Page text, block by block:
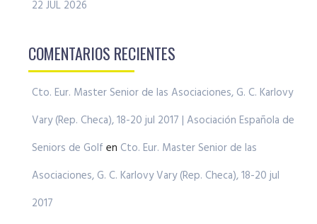
22 JUL 2026
COMENTARIOS RECIENTES
Cto. Eur. Master Senior de las Asociaciones, G. C. Karlovy
Vary (Rep. Checa), 18-20 jul 2017 | Asociación Española de
Seniors de Golf en Cto. Eur. Master Senior de las
Asociaciones, G. C. Karlovy Vary (Rep. Checa), 18-20 jul
2017